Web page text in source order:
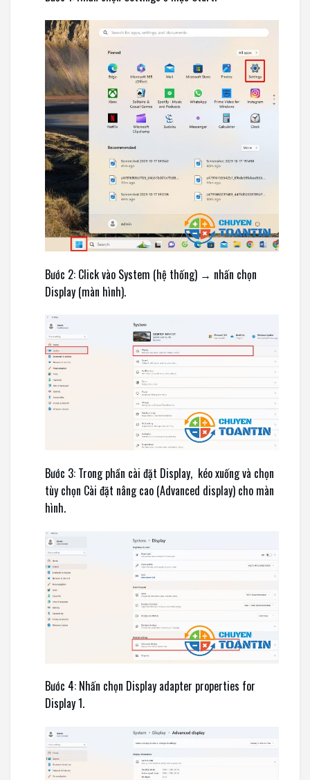
Bước 2: Click vào System (hệ thống) → nhấn chọn
Display (màn hình).
Bước 3: Trong phần cài đặt Display, kéo xuống và chọn
tùy chọn Cài đặt nâng cao (Advanced display) cho màn
hình.
Bước 4: Nhấn chọn Display adapter properties for
Display 1.